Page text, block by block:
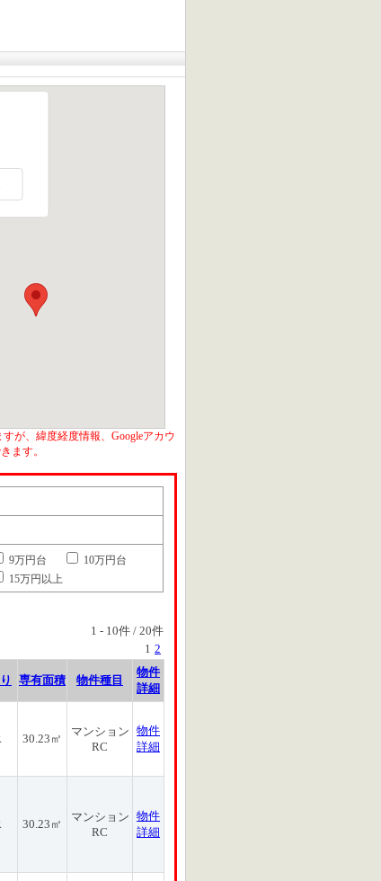
が、緯度経度情報、Googleアカウ
ます。
9万円台
10万円台
15万円以上
1 - 10件 / 20件
1 2
専有面積 物件種目
物件
詳細
30.23㎡
マンション
RC
物件
詳細
30.23㎡
マンション
RC
物件
詳細